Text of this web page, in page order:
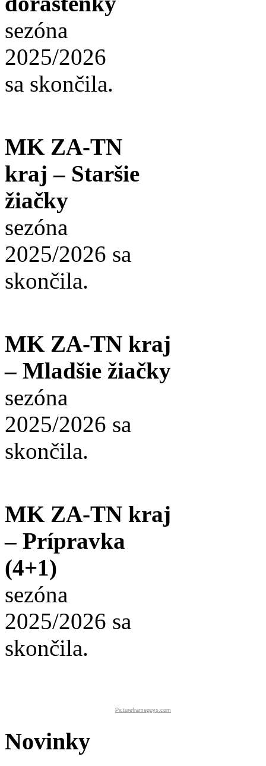
sezóna
2025/2026
sa skončila.
MK ZA-TN
kraj – Staršie
žiačky
sezóna
2025/2026 sa
skončila.
MK ZA-TN kraj
– Mladšie žiačky
sezóna
2025/2026 sa
skončila.
MK ZA-TN kraj
– Prípravka
(4+1)
sezóna
2025/2026 sa
skončila.
Pictureframeguys.com
Novinky